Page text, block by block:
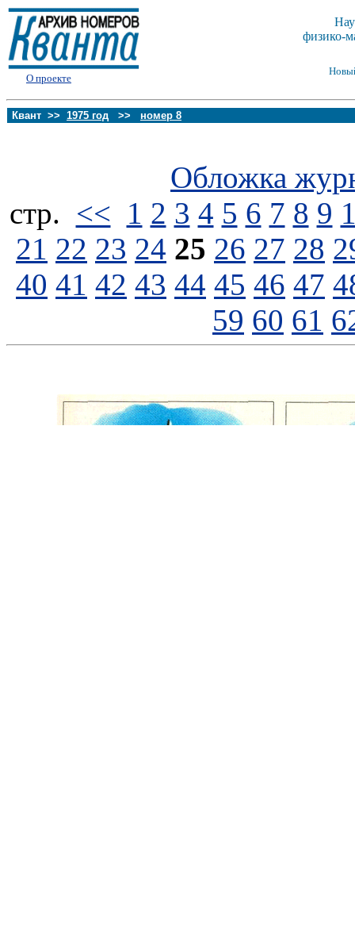
О проекте
физико-
Квант >> 1975 год >> номер 8
Обложка
стp. << 1 2 3 4 5 6 7 8 9
21 22 23 24 25 26 27 28
40 41 42 43 44 45 46 47
59 60 61